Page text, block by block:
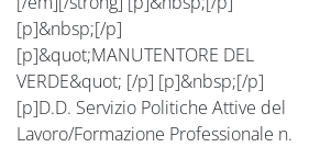
[p]&nbsp;[/p]
[p]&quot;MANUTENTORE DEL
VERDE&quot; [/p] [p]&nbsp;[/p]
[p]D.D. Servizio Politiche Attive del
Lavoro/Formazione Professionale n.